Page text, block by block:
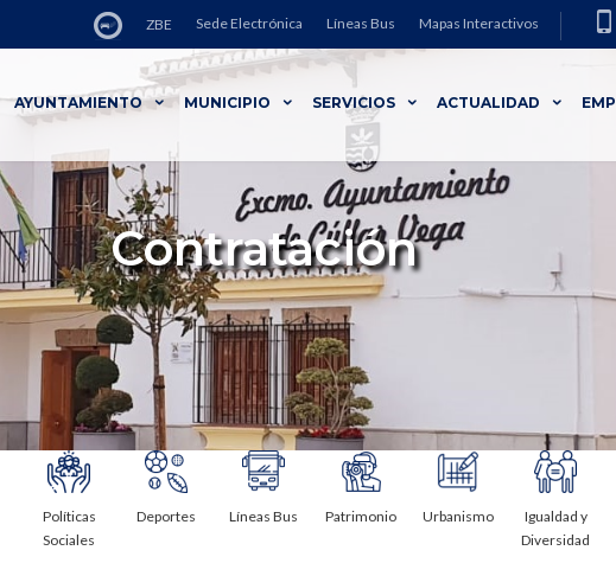
ZBE Sede Electrónica Líneas Bus Mapas Interactivos
AYUNTAMIENTO MUNICIPIO SERVICIOS ACTUALIDAD
Contratación
Políticas
Sociales
Deportes Líneas Bus Patrimonio Urbanismo
Igualdad y
Diversidad